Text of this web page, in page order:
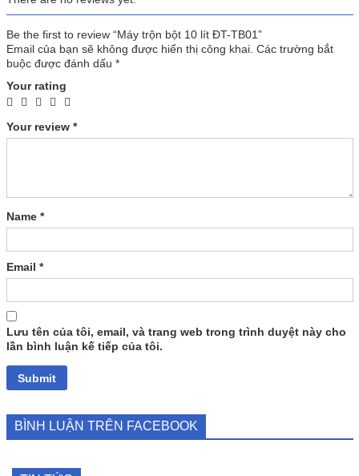
Be the first to review “Máy trộn bột 10 lít ĐT-TB01”
Email của bạn sẽ không được hiển thị công khai. Các trường bắt
buộc được đánh dấu *
Your rating
Your review *
Name *
Email *
Lưu tên của tôi, email, và trang web trong trình duyệt này cho
lần bình luận kế tiếp của tôi.
BÌNH LUẬN TRÊN FACEBOOK